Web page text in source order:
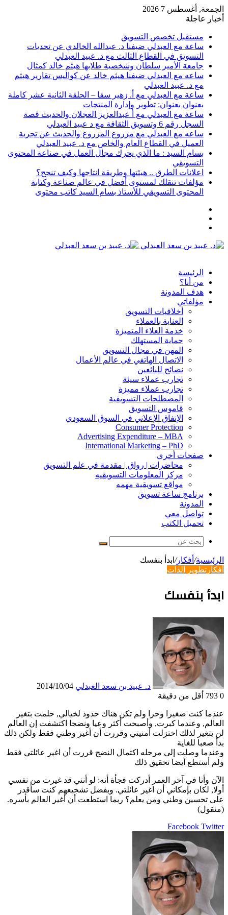
الجمعة, أغسطس 7 2026
أخبار عاجلة
مستقبل تخصص التسويق
ساعة مع العبدلي ضيفنا د. عبدالله الخالدي عن تحديات
التسويق في القطاع الثالث مع د. عبيد العبدلي
جامعة الأمير سلطان وشخصية طلابها هيثم خالد كمثال
ساعه مع العبدلي ضيفنا هيثم خالد عن كواليس تقارير هيثم
مع د. عبيد العبدلي
ساعة مع العبدلي مع أ. زهير سقا – الحلقة الثانية عشر كاملة
بعنوان بعنوان: تطوير وإدارة المنتجات
ساعة مع العبدلي مع أ عبدالعزيز العجلان والحديث قصة
السجل رقم 6 وتسويق الثقافة مع د عبيد العبدلي
ساعه مع العبدلي مع مزروع المزروع والحديث عن تجربة
العميل في القطاع العام والخاص مع د. عبيد العبدلي
بسام السيد : ما الذي يحرك مجال العمل في صناعة المحتوى
التسويقي
اعلانات الطرق .. هيئتها وطريقة انتاجها وكيف تنجح؟
مؤلفات تنقلك لمستوى أفضل في عالم صناعة وكتابة
المحتوى التسويقي للأستاذ بسام السيد كاتب محتوى
القائمة
الرئيسة
من أنا؟
هدف المدونة
مؤلفاتي
أخلاقيات التسويق
العناية بالعملاء
خدمة العلاء المتميزة
حماية المستهلك
المهن في مجال التسويق
الاتصال الهاتفي في عالم الأعمال
نصائح للبائعين
تجارب عملاء سيئة
تجارب عملاء مميزة
المصطلحات التسويقية
قاموس التسويق
الإنفاق الإعلاني في السوق السعودي
Consumer Protection
Advertising Expenditure – MBA
International Marketing – PhD
صفحات أخرى
محاضرات | رواق | مقدمة في علم التسويق
مركز المعلومات التسويقيه
مواقع تسويقية مهمه
برنامج ساعة تسويق
المدونة
تواصل معي
تحميل الكتب
بحث
الرئيسية/ أفكار/ ابدأ بنفسك
أفكار تطوير الذات
ابدأ بنفسك
د. عبيد بن سعد العبدلي 2014/10/04
0
أقل من دقيقة
عندما كنت صغيرا وحرا ولم تكن هناك حدود لخيالي, حلمت بتغير
العالم, وعندما كبرت, وأصبحت أكثر وعيا ونضجا اكتشفت إن العالم
لن يتغير لذلك اختزلت أمنيتي وقررت أن أغير وطني فقط ولكن ذلك
بدأ صعبا للغاية
وعندما وصلت إلى مرحله اكتمال النضج قررت أن اغير عائلتي فقط
ولم أستطع أيضا تحقيق ذلك
الآن وأنا في آخر العمر أدركت فجأة أنه: لو أنني قد غيرت من نفسي
أولا, لكان بإمكاني أن اغير عائلتي. وبفضل تشجيعهم كنت سأقدر
على تحسين وطني ومن يعلم؟ ربما استطعت أن أغير العالم بأسره.
(منقول)
Facebook Twitter
LinkedIn
Pinterest
مشاركة
عبر
البريد
طباعة